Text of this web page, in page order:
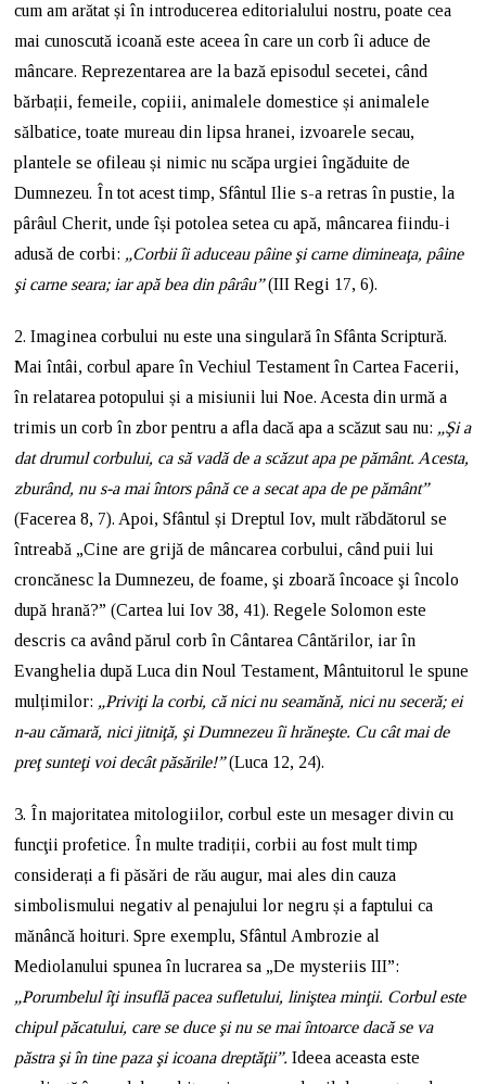
cum am arătat și în introducerea editorialului nostru, poate cea
mai cunoscută icoană este aceea în care un corb îi aduce de
mâncare. Reprezentarea are la bază episodul secetei, când
bărbații, femeile, copiii, animalele domestice și animalele
sălbatice, toate mureau din lipsa hranei, izvoarele secau,
plantele se ofileau și nimic nu scăpa urgiei îngăduite de
Dumnezeu. În tot acest timp, Sfântul Ilie s-a retras în pustie, la
pârâul Cherit, unde își potolea setea cu apă, mâncarea fiindu-i
adusă de corbi: „Corbii îi aduceau pâine şi carne dimineaţa, pâine
şi carne seara; iar apă bea din pârâu”(III Regi 17, 6).
2. Imaginea corbului nu este una singulară în Sfânta Scriptură.
Mai întâi, corbul apare în Vechiul Testament în Cartea Facerii,
în relatarea potopului și a misiunii lui Noe. Acesta din urmă a
trimis un corb în zbor pentru a afla dacă apa a scăzut sau nu: „Şi a
dat drumul corbului, ca să vadă de a scăzut apa pe pământ. Acesta,
zburând, nu s-a mai întors până ce a secat apa de pe pământ”
(Facerea 8, 7). Apoi, Sfântul și Dreptul Iov, mult răbdătorul se
întreabă „Cine are grijă de mâncarea corbului, când puii lui
croncănesc la Dumnezeu, de foame, şi zboară încoace şi încolo
după hrană?” (Cartea lui Iov 38, 41). Regele Solomon este
descris ca având părul corb în Cântarea Cântărilor, iar în
Evanghelia după Luca din Noul Testament, Mântuitorul le spune
mulțimilor: „Priviţi la corbi, că nici nu seamănă, nici nu seceră; ei
n-au cămară, nici jitniţă, şi Dumnezeu îi hrăneşte. Cu cât mai de
preţ sunteţi voi decât păsările!”(Luca 12, 24).
3. În majoritatea mitologiilor, corbul este un mesager divin cu
funcţii profetice. În multe tradiții, corbii au fost mult timp
considerați a fi păsări de rău augur, mai ales din cauza
simbolismului negativ al penajului lor negru și a faptului ca
mănâncă hoituri. Spre exemplu, Sfântul Ambrozie al
Mediolanului spunea în lucrarea sa „De mysteriis III”:
„Porumbelul îţi insuflă pacea sufletului, liniştea minţii. Corbul este
chipul păcatului, care se duce şi nu se mai întoarce dacă se va
păstra şi în tine paza şi icoana dreptăţii”.Ideea aceasta este